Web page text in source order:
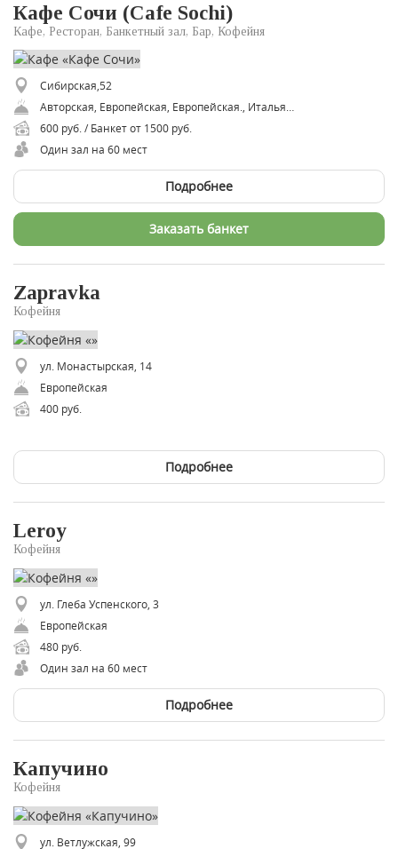
Кафе Сочи (Cafe Sochi)
Кафе, Ресторан, Банкетный зал, Бар, Кофейня
Сибирская,52
Авторская, Европейская, Европейская., Итальянская, Русская, Средиземноморская
600 руб. / Банкет от 1500 руб.
Один зал на 60 мест
Подробнее
Заказать банкет
Zapravka
Кофейня
ул. Монастырская, 14
Европейская
400 руб.
Подробнее
Leroy
Кофейня
ул. Глеба Успенского, 3
Европейская
480 руб.
Один зал на 60 мест
Подробнее
Капучино
Кофейня
ул. Ветлужская, 99